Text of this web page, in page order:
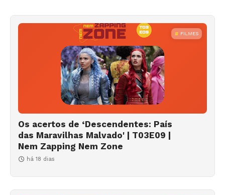
FILMES
Os acertos de ‘Descendentes: País
das Maravilhas Malvado' | T03E09 |
Nem Zapping Nem Zone
há 18 dias